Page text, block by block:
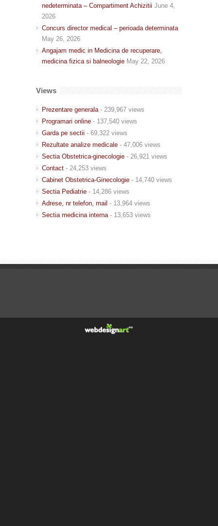
nedeterminata – Compartiment Achizitii June 4,
2026
Concurs director medical – perioada determinata
May 26, 2026
Angajam medic in Medicina de recuperare,
medicina fizica si balneologie May 22, 2026
Views
Prezentare generala - 239,967 views
Programari online - 137,540 views
Garda pe sectii - 69,322 views
Rezultate analize medicale - 47,006 views
Sectia Obstetrica-ginecologie - 26,921 views
Contact - 24,253 views
Cabinet Obstetrica-Ginecologie - 14,740 views
Sectia Pediatrie - 14,286 views
Adrese, nr telefon, mail - 13,964 views
Sectia medicina interna - 13,653 views